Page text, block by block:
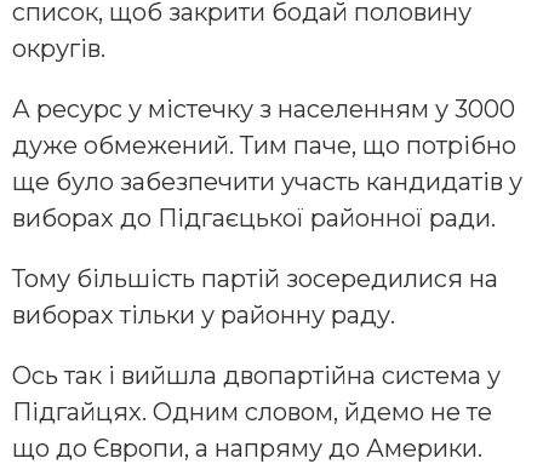
список, щоб закрити бодай половину
округів.
А ресурс у містечку з населенням у 3000
дуже обмежений. Тим паче, що потрібно
ще було забезпечити участь кандидатів у
виборах до Підгаєцької районної ради.
Тому більшість партій зосередилися на
виборах тільки у районну раду.
Ось так і вийшла двопартійна система у
Підгайцях. Одним словом, йдемо не те
що до Європи, а напряму до Америки.